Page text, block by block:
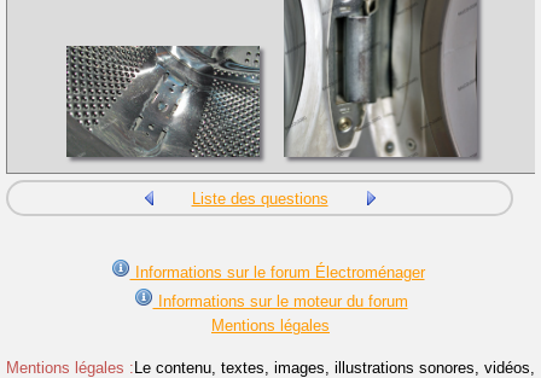
Liste des questions
Informations sur le forum Électroménager
Informations sur le moteur du forum
Mentions légales
Mentions légales : Le contenu, textes, images, illustrations sonores, vidéos,